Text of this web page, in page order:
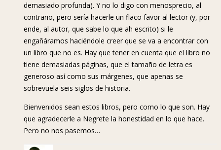
demasiado profunda). Y no lo digo con menosprecio, al
contrario, pero sería hacerle un flaco favor al lector (y, por
ende, al autor, que sabe lo que ah escrito) si le
engañáramos haciéndole creer que se va a encontrar con
un libro que no es. Hay que tener en cuenta que el libro no
tiene demasiadas páginas, que el tamaño de letra es
generoso así como sus márgenes, que apenas se
sobrevuela seis siglos de historia.
Bienvenidos sean estos libros, pero como lo que son. Hay
que agradecerle a Negrete la honestidad en lo que hace.
Pero no nos pasemos…